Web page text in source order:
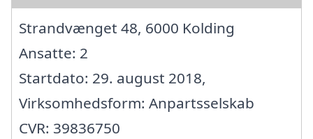
Strandvænget 48, 6000 Kolding
Ansatte: 2
Startdato: 29. august 2018,
Virksomhedsform: Anpartsselskab
CVR: 39836750